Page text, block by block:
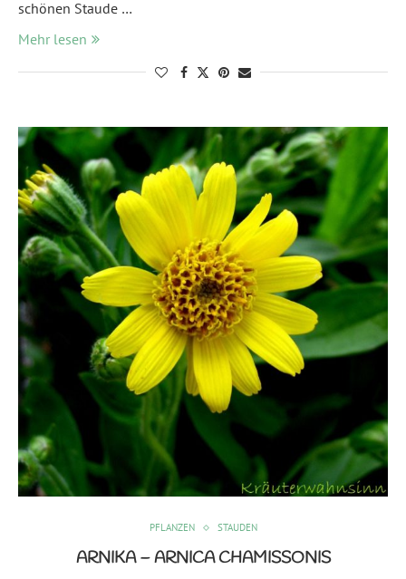
schönen Staude …
Mehr lesen
PFLANZEN STAUDEN
ARNIKA – ARNICA CHAMISSONIS